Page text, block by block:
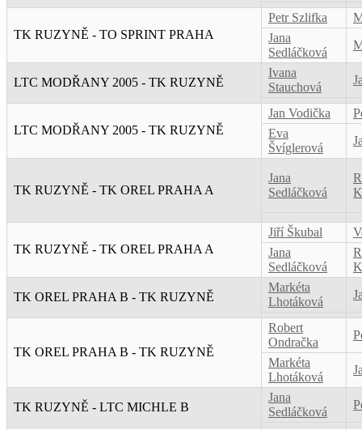
TK RUZYNĚ - TO SPRINT PRAHA
Petr Szlifka
Jana
Sedláčková
LTC MODŘANY 2005 - TK RUZYNĚ
Ivana
Stauchová
LTC MODŘANY 2005 - TK RUZYNĚ
Jan Vodička
Eva
Švíglerová
TK RUZYNĚ - TK OREL PRAHA A
Jana
Sedláčková
TK RUZYNĚ - TK OREL PRAHA A
Jiří Škubal
Jana
Sedláčková
TK OREL PRAHA B - TK RUZYNĚ
Markéta
Lhotáková
TK OREL PRAHA B - TK RUZYNĚ
Robert
Ondračka
Markéta
Lhotáková
TK RUZYNĚ - LTC MICHLE B
Jana
Sedláčková